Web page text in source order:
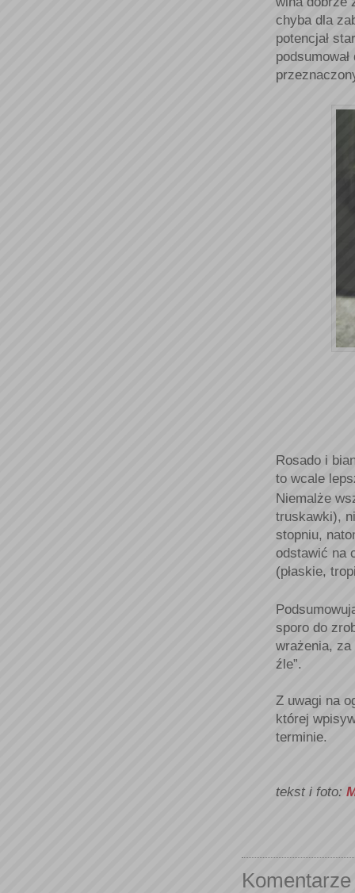
chyba dla
potencjał
Rosado i
to wcale
Niemalże
truskawki),
stopniu,
odstawić na
(płaskie,
sporo do
wrażenia, za
źle”.
Z uwagi na
której
terminie.
tekst i foto:
Komentarze